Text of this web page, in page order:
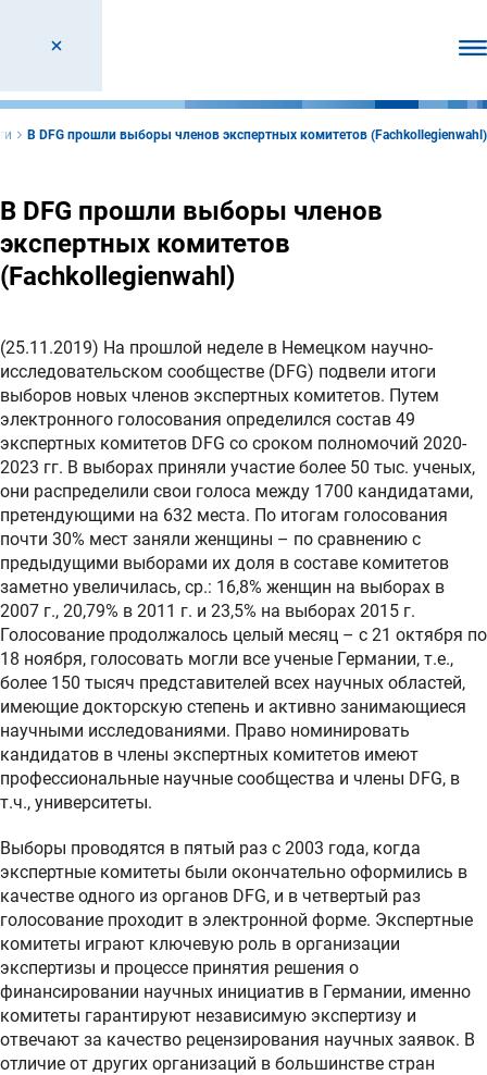
В DFG прошли выборы членов экспертных комитетов (Fachkollegienwahl)
В DFG прошли выборы членов
экспертных комитетов
(Fachkollegienwahl)
(25.11.2019) На прошлой неделе в Немецком научно-
исследовательском сообществе (DFG) подвели итоги
выборов новых членов экспертных комитетов. Путем
электронного голосования определился состав 49
экспертных комитетов DFG со сроком полномочий 2020-
2023 гг. В выборах приняли участие более 50 тыс. ученых,
они распределили свои голоса между 1700 кандидатами,
претендующими на 632 места. По итогам голосования
почти 30% мест заняли женщины – по сравнению с
предыдущими выборами их доля в составе комитетов
заметно увеличилась, ср.: 16,8% женщин на выборах в
2007 г., 20,79% в 2011 г. и 23,5% на выборах 2015 г.
Голосование продолжалось целый месяц – с 21 октября по
18 ноября, голосовать могли все ученые Германии, т.е.,
более 150 тысяч представителей всех научных областей,
имеющие докторскую степень и активно занимающиеся
научными исследованиями. Право номинировать
кандидатов в члены экспертных комитетов имеют
профессиональные научные сообщества и члены DFG, в
т.ч., университеты.
Выборы проводятся в пятый раз с 2003 года, когда
экспертные комитеты были окончательно оформились в
качестве одного из органов DFG, и в четвертый раз
голосование проходит в электронной форме. Экспертные
комитеты играют ключевую роль в организации
экспертизы и процессе принятия решения о
финансировании научных инициатив в Германии, именно
комитеты гарантируют независимую экспертизу и
отвечают за качество рецензирования научных заявок. В
отличие от других организаций в большинстве стран